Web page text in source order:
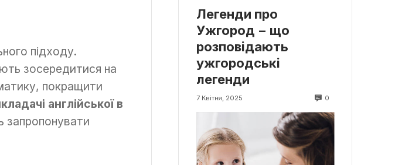
підходу.
зосередитися на
покращити
англійської в
запропонувати
Легенди про
Ужгород − що
розповідають
ужгородські
легенди
7 Квітня, 2025 0